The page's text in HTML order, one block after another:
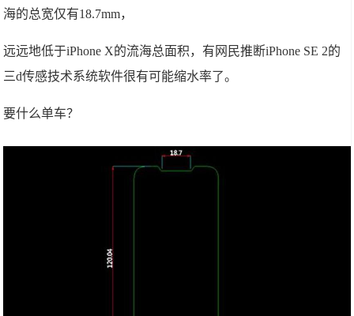
海的总宽仅有18.7mm，
远远地低于iPhone X的流海总面积，有网民推断iPhone SE 2的
三d传感技术系统软件很有可能缩水率了。
要什么单车？